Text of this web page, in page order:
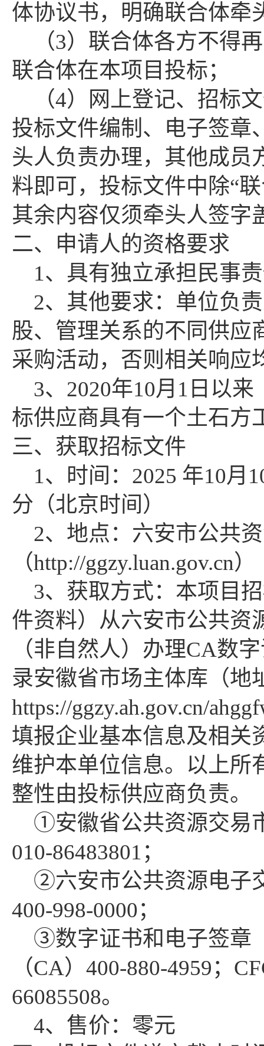
体协议书，明确联合体牵
（3）联合体各方不得
联合体在本项目投标；
（4）网上登记、招标
投标文件编制、电子签章
头人负责办理，其他成员
料即可，投标文件中除“
其余内容仅须牵头人签字
二、申请人的资格要求
1、具有独立承担民事
2、其他要求：单位负
股、管理关系的不同供应
采购活动，否则相关响应
3、2020年10月1日以来
标供应商具有一个土石方
三、获取招标文件
1、时间： 2025 年10月
分 （北京时间）
2、地点：六安市公共
（http://ggzy.luan.gov.cn）
3、获取方式： 本项目
件资料）从六安市公共资
（非自然人）办理CA数
录安徽省市场主体库（地
https://ggzy.ah.gov.cn/
填报企业基本信息及相关
维护本单位信息。以上所
整性由投标供应商负责。
①安徽省公共资源交易
010-86483801；
②六安市公共资源电子
400-998-0000；
③数字证书和电子签章
（CA）400-880-4959；
66085508。
4、售价：零元